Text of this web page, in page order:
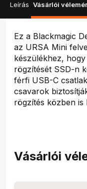
Leírás Vásárlói
Ez a Blackmagic
az URSA Mini
készülékhez,
rögzítését SSD-n
férfi USB-C
csavarok
rögzítés közben is
Vásárlói